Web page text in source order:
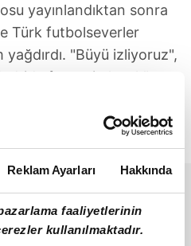
Reklam Ayarları Hakkında
faaliyetlerinin
kullanılmaktadır.
yayınlandıktan sonra
Türk futbolseverler
"Büyü izliyoruz",
efsanesi olacak",
gibi yorumlar öne
için yapılan övgüler